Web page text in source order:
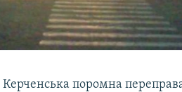
поромна